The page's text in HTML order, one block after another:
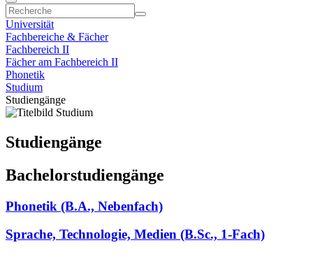
Universität
Fachbereiche & Fächer
Fachbereich II
Fächer am Fachbereich II
Phonetik
Studium
Studiengänge
Studiengänge
Bachelorstudiengänge
Phonetik (B.A., Nebenfach)
Sprache, Technologie, Medien (B.Sc., 1-Fach)